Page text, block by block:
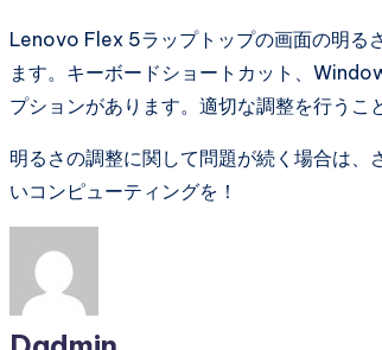
Lenovo Flex 5ラップトップの画面の明る
ます。キーボードショートカット、
プションがあります。適切な調整を行うこ
明るさの調整に関して問題が続く場合は
いコンピューティングを！